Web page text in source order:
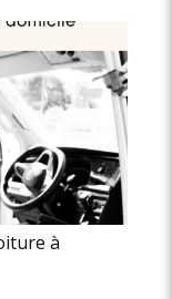
à